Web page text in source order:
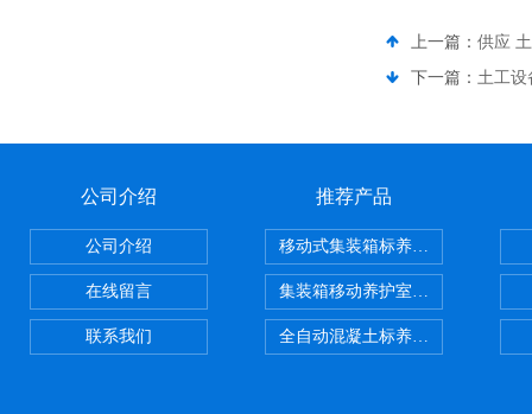
上一篇： 供应
下一篇： 土工设
公司介绍
公司介绍
在线留言
联系我们
推荐产品
移动式集装箱标养室 养护室设备
集装箱移动养护室 标养室
全自动混凝土标养室恒温恒湿设备